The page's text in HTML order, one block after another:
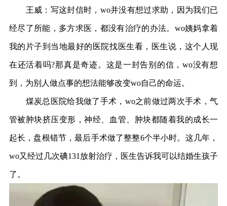
王威：写这封信时，wo并没有想过求助，因为我们已
经尽了所能，多方求医，都没有治疗的办法。wo姨妈拿着
我的片子到当地最好的医院找医生看，医生说，这个人现
在还活着吗?那真是奇迹。这是一封告别的信，wo没有想
到，为别人做点事的想法能够改变wo自己的命运。
煤炭总医院给我做了手术，wo之前做过两次手术，气
管被肿块挤压变形，神经、血管、肿块都随着我的成长一
起长，盘根错节，最后手术做了整整6个半小时。这几年，
wo又经过几次碘131放射治疗，医生告诉我可以结婚生孩子
了。